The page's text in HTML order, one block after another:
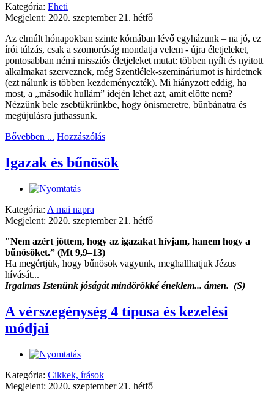
Kategória: Eheti
Megjelent: 2020. szeptember 21. hétfő
Az elmúlt hónapokban szinte kómában lévő egyházunk – na jó, ez
írói túlzás, csak a szomorúság mondatja velem - újra életjeleket,
pontosabban némi missziós életjeleket mutat: többen nyílt és nyitott
alkalmakat szerveznek, még Szentlélek-szemináriumot is hirdetnek
(ezt nálunk is többen kezdeményezték). Mi hiányzott eddig, ha
most, a „második hullám” idején lehet azt, amit előtte nem?
Nézzünk bele zsebtükrünkbe, hogy önismeretre, bűnbánatra és
megújulásra juthassunk.
Bővebben ... Hozzászólás
Igazak és bűnösök
Kategória: A mai napra
Megjelent: 2020. szeptember 21. hétfő
"Nem azért jöttem, hogy az igazakat hívjam, hanem hogy a
bűnösöket.” (Mt 9,9–13)
Ha megértjük, hogy bűnösök vagyunk, meghallhatjuk Jézus
hívását...
Irgalmas Istenünk jóságát mindörökké éneklem... ámen. (S)
A vérszegénység 4 típusa és kezelési
módjai
Kategória: Cikkek, írások
Megjelent: 2020. szeptember 21. hétfő